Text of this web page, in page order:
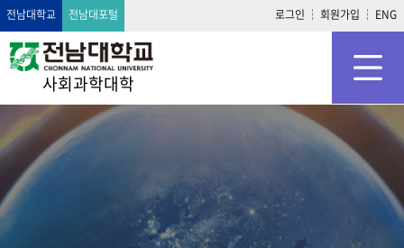
전남대학교 전남대포털 로그인 회원가입 ENG
사회과학대학